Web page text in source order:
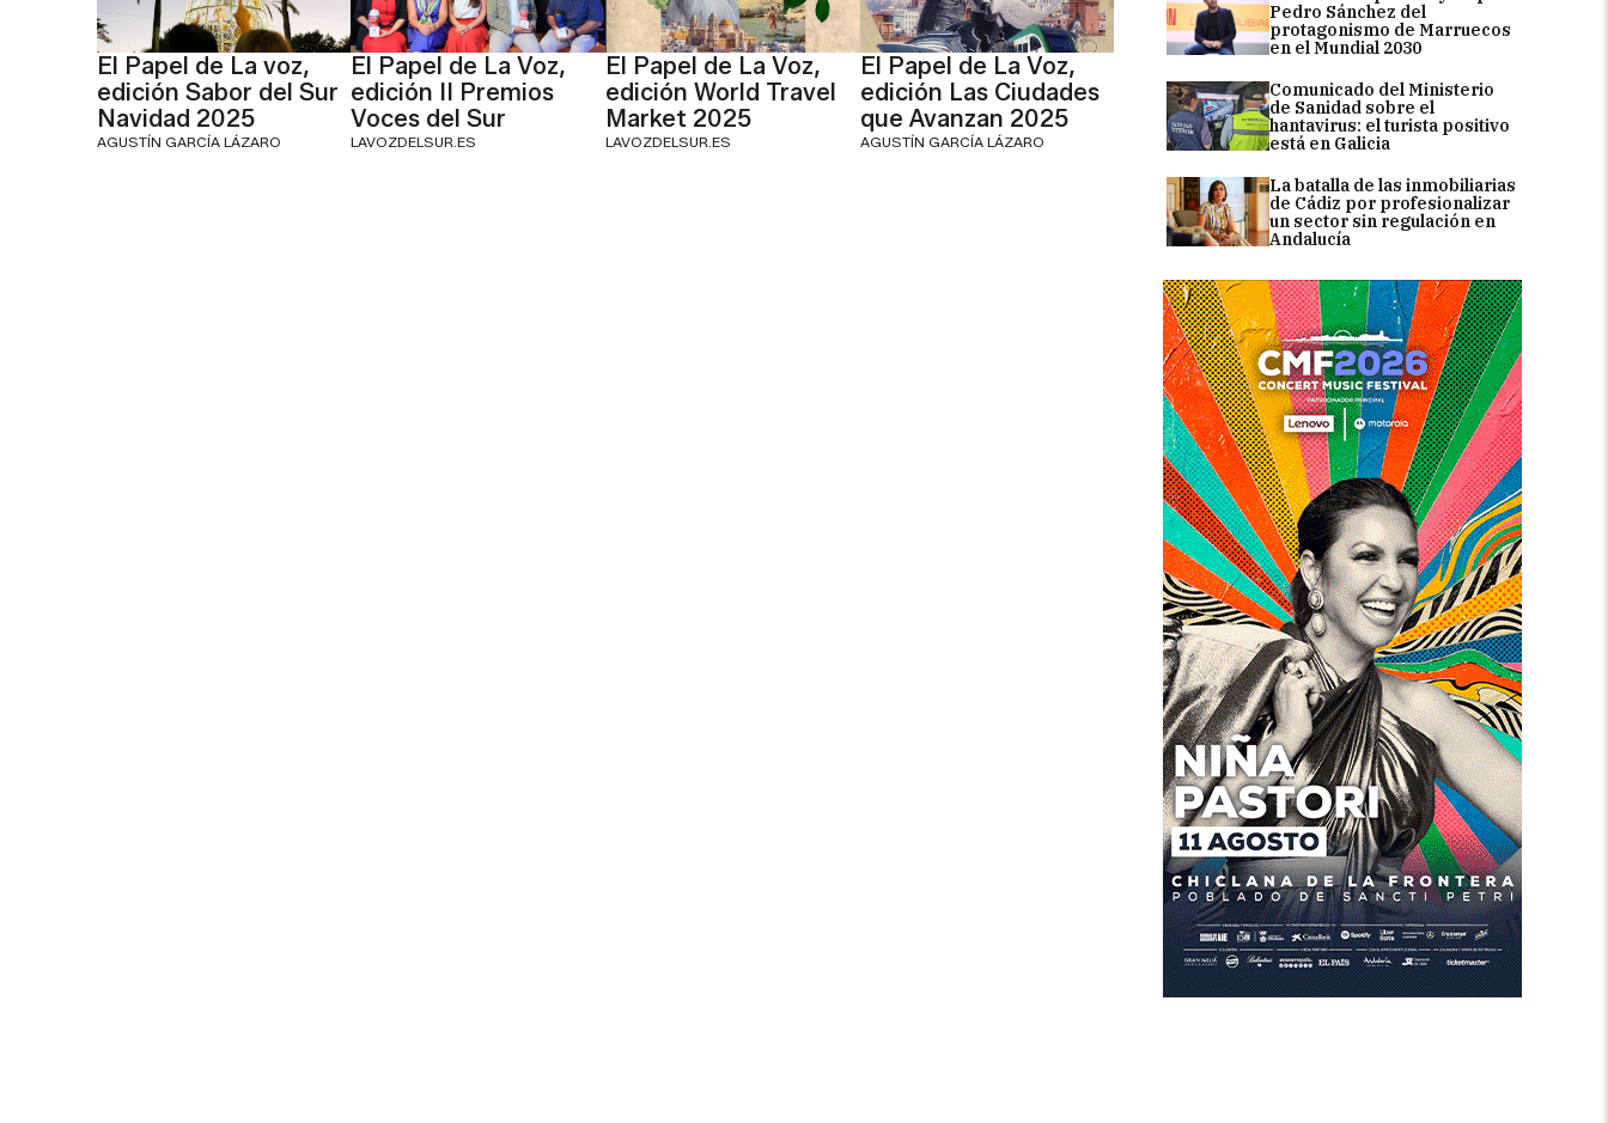
Pedro Sánchez del
protagonismo de Marruecos
en el Mundial 2030
Comunicado del Ministerio
de Sanidad sobre el
hantavirus: el turista positivo
está en Galicia
La batalla de las inmobiliarias
de Cádiz por profesionalizar
un sector sin regulación en
Andalucía
El Papel de La voz,
edición Sabor del Sur
Navidad 2025
AGUSTÍN GARCÍA LÁZARO
El Papel de La Voz,
edición II Premios
Voces del Sur
LAVOZDELSUR.ES
El Papel de La Voz,
edición World Travel
Market 2025
LAVOZDELSUR.ES
El Papel de La Voz,
edición Las Ciudades
que Avanzan 2025
AGUSTÍN GARCÍA LÁZARO